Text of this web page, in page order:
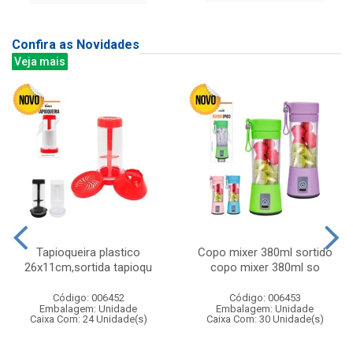
Confira as Novidades
Veja mais
Tapioqueira plastico
26x11cm,sortida tapioqu
Código: 006452
Embalagem: Unidade
Caixa Com: 24 Unidade(s)
Copo mixer 380ml sortido
copo mixer 380ml so
Código: 006453
Embalagem: Unidade
Caixa Com: 30 Unidade(s)